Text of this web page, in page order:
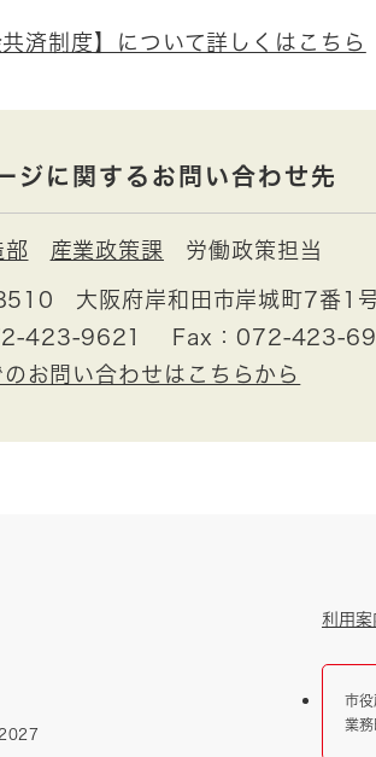
共済制度】について詳しくはこちら
ジに関するお問い合わせ先
部 産業政策課 労働政策担当
大阪府岸和田市岸城町7番1
423-9621
Fax：072-423-
のお問い合わせはこちらから
利用案
市役
業務